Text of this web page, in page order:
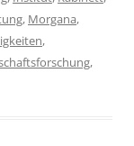
, Morgana,
,
,